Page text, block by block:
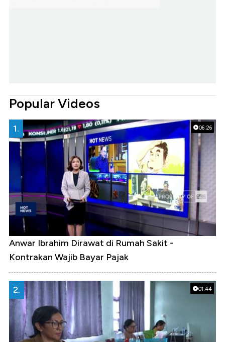
Popular Videos
06:26
1.
Anwar Ibrahim Dirawat di Rumah Sakit -
Kontrakan Wajib Bayar Pajak
01:44
2.